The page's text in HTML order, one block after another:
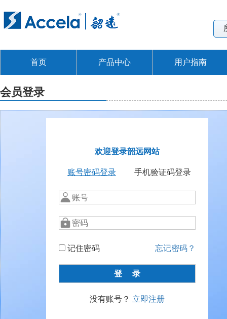
首页 产品中心 用户指南
会员登录
欢迎登录韶远网站
账号密码登录 手机验证码登录
记住密码 忘记密码？
没有账号？ 立即注册